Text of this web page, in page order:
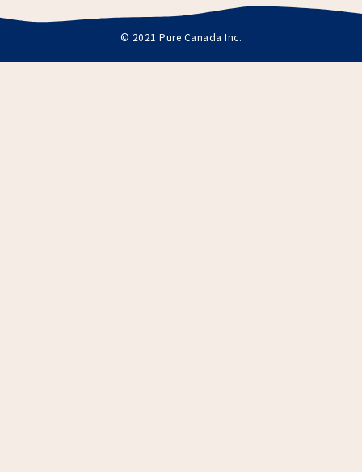
© 2021 Pure Canada Inc.